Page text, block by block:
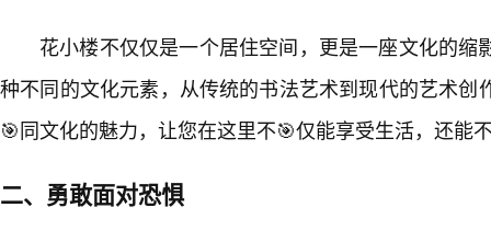
花小楼不仅仅是一个居住空间，更是一座文化的缩
种不同的文化元素，从传统的书法艺术到现代的艺术创
🎯同文化的魅力，让您在这里不🎯仅能享受生活，还能
二、勇敢面对恐惧